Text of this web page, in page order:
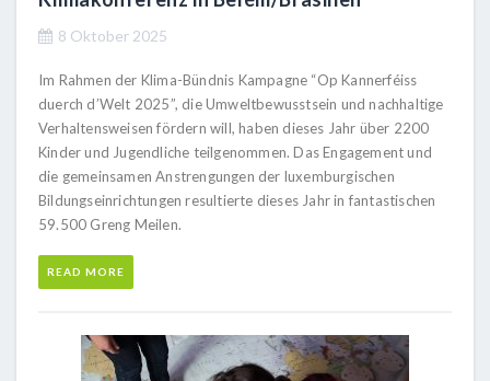
8 Oktober 2025
Im Rahmen der Klima-Bündnis Kampagne “Op Kannerféiss
duerch d’Welt 2025”, die Umweltbewusstsein und nachhaltige
Verhaltensweisen fördern will, haben dieses Jahr über 2200
Kinder und Jugendliche teilgenommen. Das Engagement und
die gemeinsamen Anstrengungen der luxemburgischen
Bildungseinrichtungen resultierte dieses Jahr in fantastischen
59.500 Greng Meilen.
READ MORE